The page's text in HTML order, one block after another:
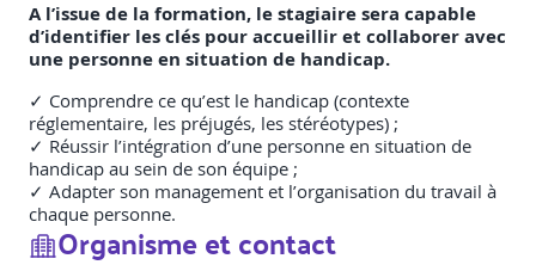
A l’issue de la formation, le stagiaire sera capable
d’identifier les clés pour accueillir et collaborer avec
une personne en situation de handicap.
✓ Comprendre ce qu’est le handicap (contexte
réglementaire, les préjugés, les stéréotypes) ;
✓ Réussir l’intégration d’une personne en situation de
handicap au sein de son équipe ;
✓ Adapter son management et l’organisation du travail à
chaque personne.
Organisme et contact